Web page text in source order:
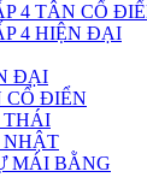
4 TÂN CỔ
4 HIỆN ĐẠI
ĐẠI
CỔ ĐIỂN
THÁI
NHẬT
MÁI BẰNG